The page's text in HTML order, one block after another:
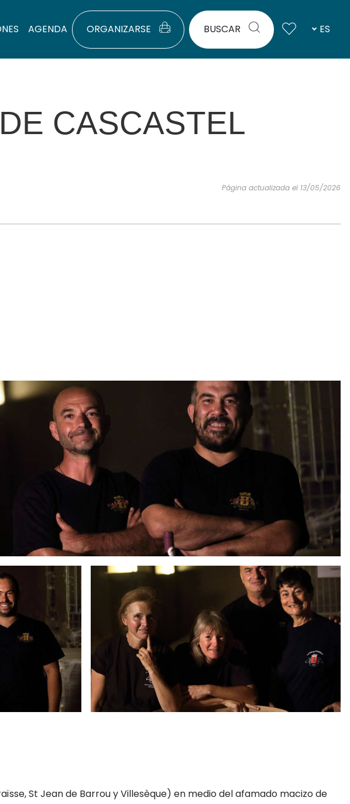
AGENDA ORGANIZARSE BUSCAR ES
CASCASTEL
Página actualizada el 13/05/2026
St Jean de Barrou y Villesèque) en medio del afamado macizo de